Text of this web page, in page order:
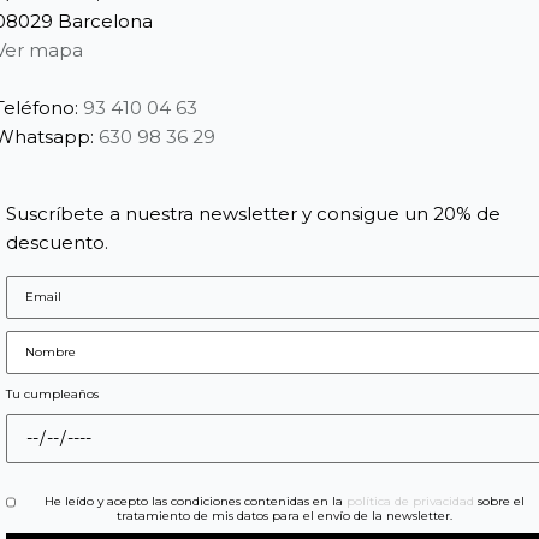
Barcelona
mapa
93 410 04 63
630 98 36 29
Suscríbete a nuestra newsletter y consigue un 20% de
descuento.
Tu cumpleaños
He leído y acepto las condiciones contenidas en la política de privacidad sobre el
tratamiento de mis datos para el envío de la newsletter.